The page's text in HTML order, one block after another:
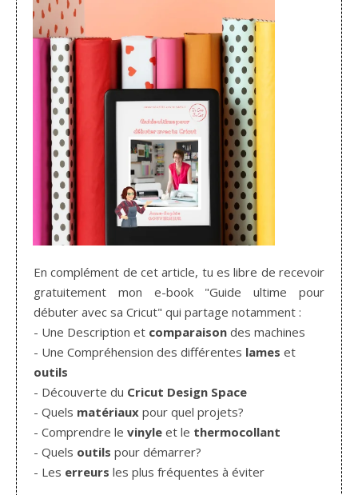
En complément de cet article, tu es libre de recevoir
gratuitement mon e-book "Guide ultime pour
débuter avec sa Cricut" qui partage notamment :
- Une Description et comparaison des machines
- Une Compréhension des différentes lames et
outils
- Découverte du Cricut Design Space
- Quels matériaux pour quel projets?
- Comprendre le vinyle et le thermocollant
- Quels outils pour démarrer?
- Les erreurs les plus fréquentes à éviter